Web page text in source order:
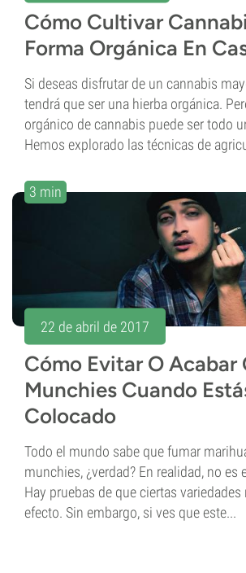
Cómo Cultivar
Forma Orgánica En
Si deseas disfrutar de un cannabis
tendrá que ser una hierba orgánica.
orgánico de cannabis puede ser todo
Hemos explorado las técnicas de
3 min
22 de abril de 2017
Cómo Evitar O Acabar
Munchies Cuando
Colocado
Todo el mundo sabe que fumar
munchies, ¿verdad? En realidad, no es
Hay pruebas de que ciertas
efecto. Sin embargo, si ves que este...